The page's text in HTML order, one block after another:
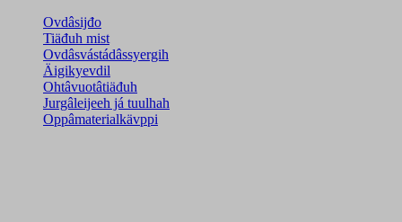
Ovdâsijđo
Tiäđuh mist
Ovdâsvástádâssyergih
Äigikyevdil
Ohtâvuotâtiäđuh
Jurgâleijeeh já tuulhah
Oppâmaterialkävppi